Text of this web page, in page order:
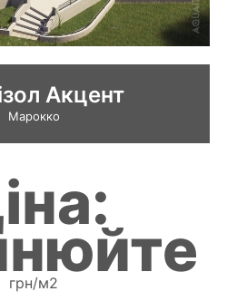
Акцент
Марокко
грн/м2